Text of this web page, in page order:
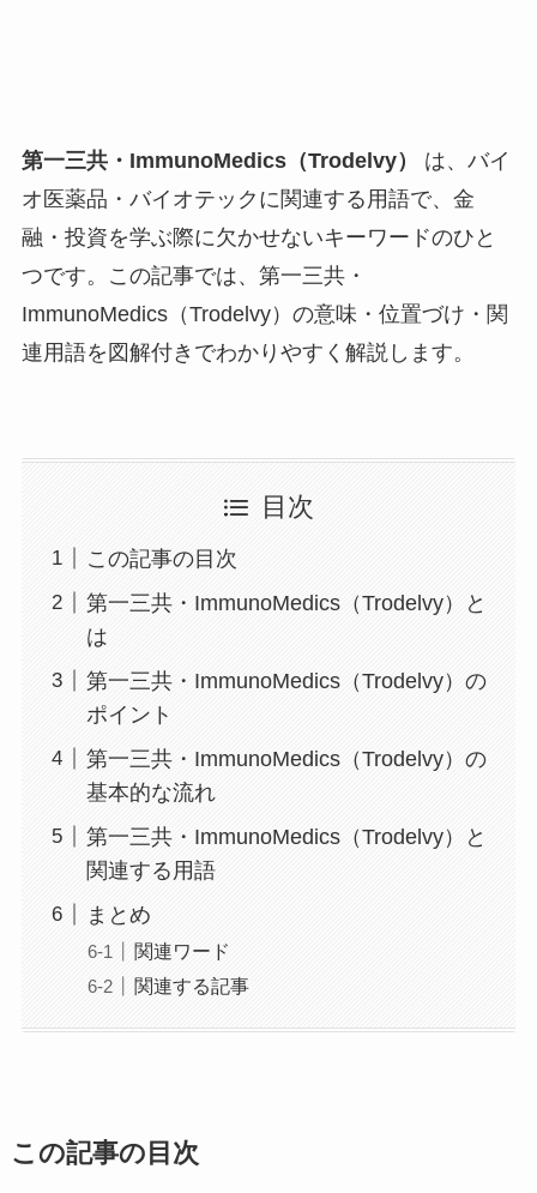
第一三共・ImmunoMedics（Trodelvy）
は、バイ
オ医薬品・バイオテックに関連する用語で、金
融・投資を学ぶ際に欠かせないキーワードのひと
つです。この記事では、第一三共・
ImmunoMedics（Trodelvy）の意味・位置づけ・関
連用語を図解付きでわかりやすく解説します。
目次
この記事の目次
第一三共・ImmunoMedics（Trodelvy）と
は
第一三共・ImmunoMedics（Trodelvy）の
ポイント
第一三共・ImmunoMedics（Trodelvy）の
基本的な流れ
第一三共・ImmunoMedics（Trodelvy）と
関連する用語
まとめ
関連ワード
関連する記事
この記事の目次